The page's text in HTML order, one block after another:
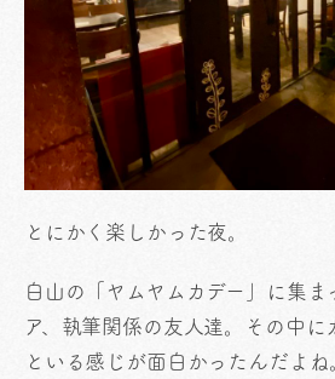
とにかく楽しかった夜。
白山の「ヤムヤムカデー」に集ま
ア、執筆関係の友人達。その中に
といる感じが面白かったんだよね